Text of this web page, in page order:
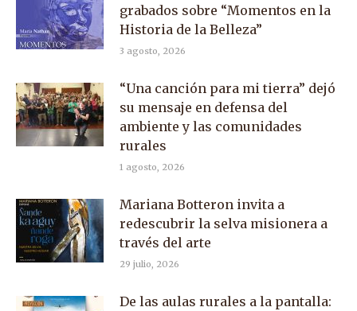
grabados sobre “Momentos en la
Historia de la Belleza”
3 agosto, 2026
“Una canción para mi tierra” dejó
su mensaje en defensa del
ambiente y las comunidades
rurales
1 agosto, 2026
Mariana Botteron invita a
redescubrir la selva misionera a
través del arte
29 julio, 2026
De las aulas rurales a la pantalla: